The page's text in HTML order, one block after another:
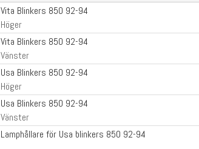
Vita Blinkers 850 92-94
Höger
Vita Blinkers 850 92-94
Vänster
Usa Blinkers 850 92-94
Höger
Usa Blinkers 850 92-94
Vänster
Lamphållare för Usa blinkers 850 92-94